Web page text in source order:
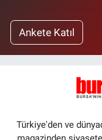
Ankete Katıl
Türkiye'den ve